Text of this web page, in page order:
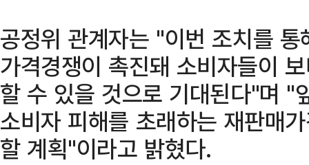
공정위 관계자는 "이번 조치를
가격경쟁이 촉진돼 소비자들이
할 수 있을 것으로 기대된다"며 "
소비자 피해를 초래하는 재판매
할 계획"이라고 밝혔다.